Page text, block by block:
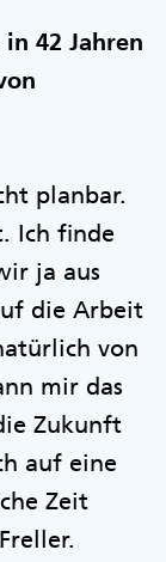
42 Jahren
planbar.
Ich finde
ja aus
die Arbeit
von
mir das
Zukunft
auf eine
Zeit